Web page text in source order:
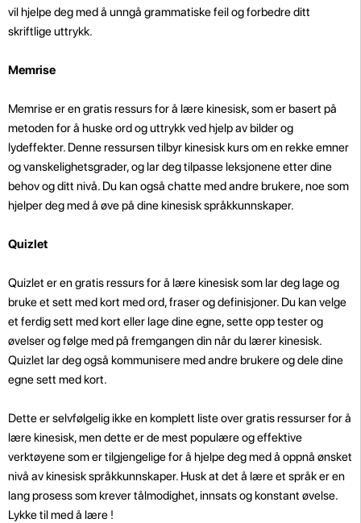
vil hjelpe deg med å unngå grammatiske feil og forbedre ditt
skriftlige uttrykk.
Memrise
Memrise er en gratis ressurs for å lære kinesisk, som er basert på
metoden for å huske ord og uttrykk ved hjelp av bilder og
lydeffekter. Denne ressursen tilbyr kinesisk kurs om en rekke emner
og vanskelighetsgrader, og lar deg tilpasse leksjonene etter dine
behov og ditt nivå. Du kan også chatte med andre brukere, noe som
hjelper deg med å øve på dine kinesisk språkkunnskaper.
Quizlet
Quizlet er en gratis ressurs for å lære kinesisk som lar deg lage og
bruke et sett med kort med ord, fraser og definisjoner. Du kan velge
et ferdig sett med kort eller lage dine egne, sette opp tester og
øvelser og følge med på fremgangen din når du lærer kinesisk.
Quizlet lar deg også kommunisere med andre brukere og dele dine
egne sett med kort.
Dette er selvfølgelig ikke en komplett liste over gratis ressurser for å
lære kinesisk, men dette er de mest populære og effektive
verktøyene som er tilgjengelige for å hjelpe deg med å oppnå ønsket
nivå av kinesisk språkkunnskaper. Husk at det å lære et språk er en
lang prosess som krever tålmodighet, innsats og konstant øvelse.
Lykke til med å lære !